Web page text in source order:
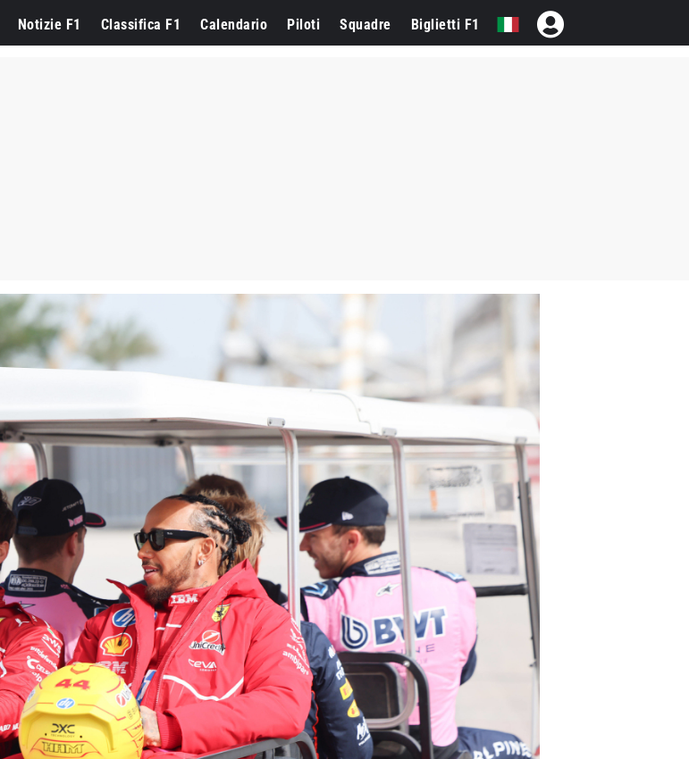
Notizie F1 Classifica F1 Calendario Piloti Squadre Biglietti F1